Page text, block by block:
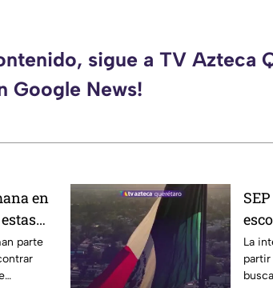
sigue a TV Azteca
Google News!
en
parte
La